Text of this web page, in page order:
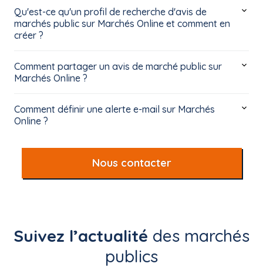
Qu'est-ce qu'un profil de recherche d'avis de
marchés public sur Marchés Online et comment en
créer ?
Comment partager un avis de marché public sur
Marchés Online ?
Comment définir une alerte e-mail sur Marchés
Online ?
Nous contacter
Suivez l’actualité des marchés
publics